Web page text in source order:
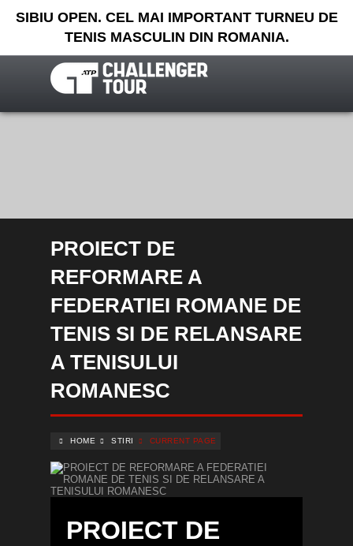
SIBIU OPEN. CEL MAI IMPORTANT TURNEU DE
TENIS MASCULIN DIN ROMANIA.
PROIECT DE
REFORMARE A
FEDERATIEI ROMANE DE
TENIS SI DE RELANSARE
A TENISULUI
ROMANESC
HOME STIRI CURRENT PAGE
PROIECT DE